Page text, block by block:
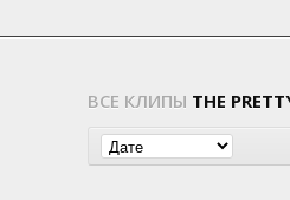
ВСЕ КЛИПЫ THE